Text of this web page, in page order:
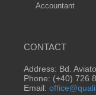
Accountant
CONTACT
Address: Bd.
Phone: (+40) 726
Email: